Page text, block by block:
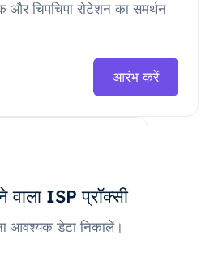
और चिपचिपा रोटेशन का समर्थन
आरंभ करें
ISP प्रॉक्सी
आवश्यक डेटा निकालें।